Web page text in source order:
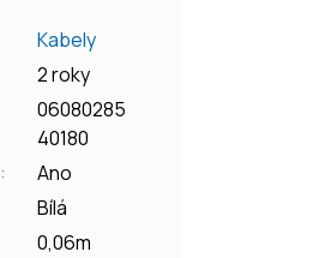
Kabely
2 roky
06080285
40180
:
Ano
Bílá
0,06m